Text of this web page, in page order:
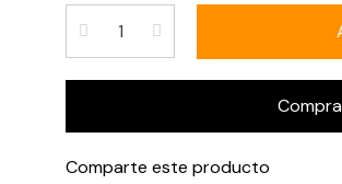
Comparte este producto